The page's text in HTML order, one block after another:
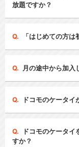
放題ですか？
「はじめての方
月の途中から加入
ドコモのケータイ
ドコモのケータ
すか？